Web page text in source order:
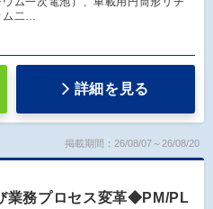
ム二…
詳細を見る
掲載期間：26/08/07～26/08/20
業務プロセス変革◆PM/PL